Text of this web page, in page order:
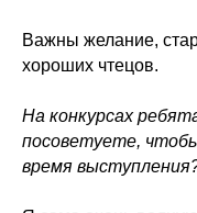
Важны желание,
хороших чтецов.
На конкурсах
посоветуете,
время